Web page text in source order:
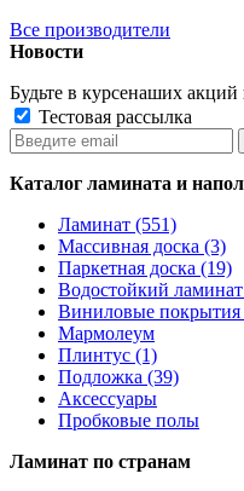
Все производители
Новости
Будьте в курсенаших акций
Тестовая рассылка
Каталог ламината и
Ламинат (551)
Массивная доска (3)
Паркетная доска (19)
Водостойкий
Виниловые покрытия
Мармолеум
Плинтус (1)
Подложка (39)
Аксессуары
Пробковые полы
Ламинат по странам